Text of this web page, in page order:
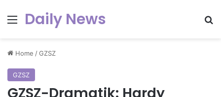
Menu
Daily News
Home /GZSZ
GZSZ